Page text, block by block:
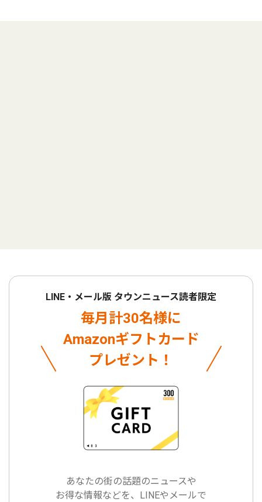
LINE・メール版 タウンニュース読者限定
毎月計30名様に
Amazonギフトカード
プレゼント！
あなたの街の話題のニュースや
お得な情報などを、LINEやメールで